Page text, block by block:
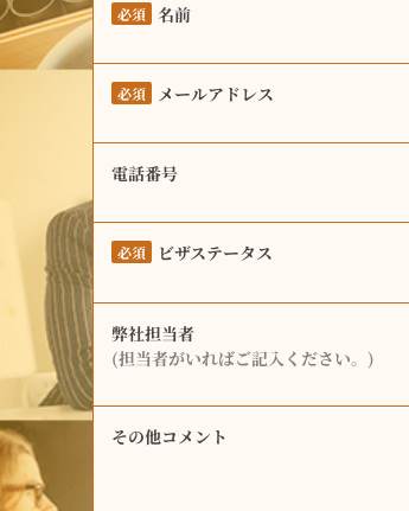
必須 名前
必須 メールアドレス
電話番号
必須 ビザステータス
弊社担当者
(担当者がいればご記入ください。)
その他コメント